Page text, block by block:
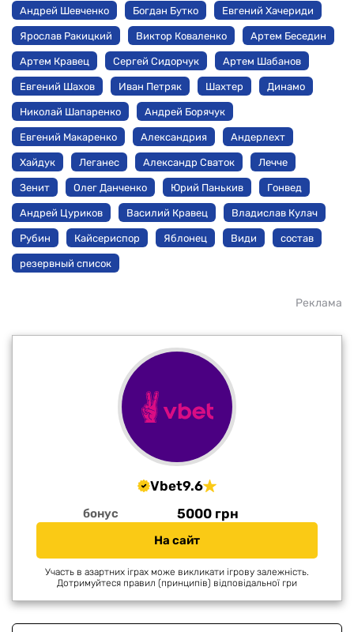
Андрей Шевченко Богдан Бутко Евгений Хачериди
Ярослав Ракицкий Виктор Коваленко Артем Беседин
Артем Кравец Сергей Сидорчук Артем Шабанов
Евгений Шахов Иван Петряк Шахтер Динамо
Николай Шапаренко Андрей Борячук
Евгений Макаренко Александрия Андерлехт
Хайдук Леганес Александр Сваток Лечче
Зенит Олег Данченко Юрий Панькив Гонвед
Андрей Цуриков Василий Кравец Владислав Кулач
Рубин Кайсериспор Яблонец Види состав
резервный список
Реклама
Vbet9.6
бонус 5000 грн
На сайт
Участь в азартних іграх може викликати ігрову залежність.
Дотримуйтеся правил (принципів) відповідальної гри